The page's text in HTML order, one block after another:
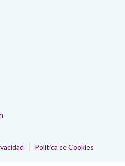
Política de Cookies